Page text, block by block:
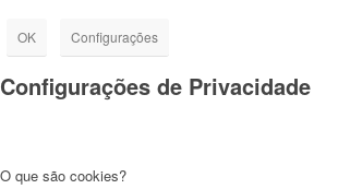
OK Configurações
Configurações de Privacidade
O que são cookies?